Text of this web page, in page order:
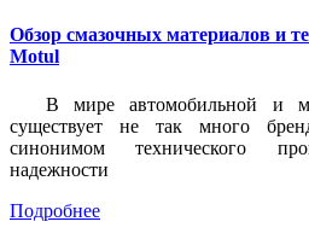
Обзор смазочных материалов и
Motul
В мире автомобильной и
существует не так много
синонимом технического
надежности
Подробнее